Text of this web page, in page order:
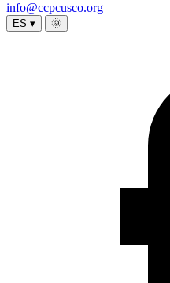
info@ccpcusco.org
ES ▾ 🌞